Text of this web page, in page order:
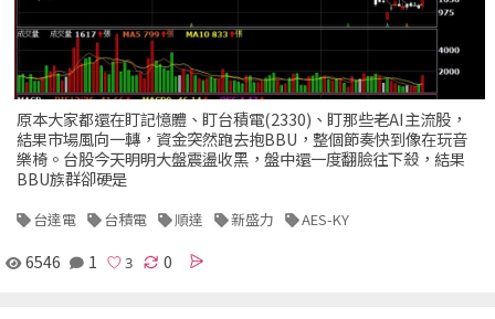
原本大家都還在盯記憶體、盯台積電(2330)、盯那些老AI主流股，
結果市場風向一轉，資金突然跑去抱BBU，整個節奏快到像在玩音
樂椅。台股今天明明大盤震盪收黑，盤中還一度翻臉往下殺，結果
BBU族群卻硬是
台達電 台積電 順達 新盛力 AES-KY
6546 1 0